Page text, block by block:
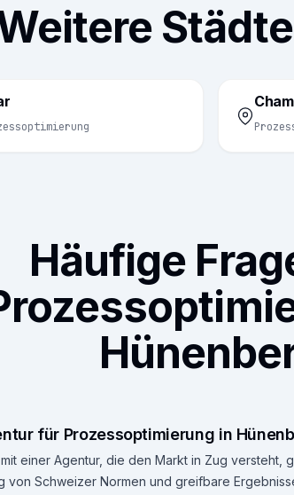
Cham
Häufige
für Prozessoptimierung in
einer Agentur, die den Markt in Zug versteht,
von Schweizer Normen und greifbare